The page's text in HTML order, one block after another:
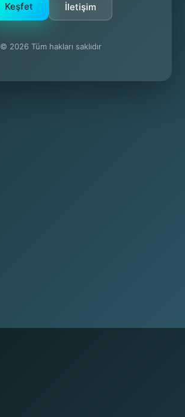
Keşfet İletişim
© 2026 Tüm hakları saklıdır